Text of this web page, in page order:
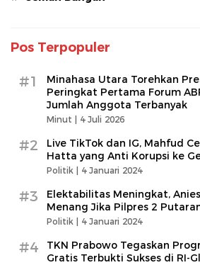
Pos Terpopuler
#1
Minahasa Utara Torehkan
Peringkat Pertama Forum
Jumlah Anggota Terbanyak
Minut | 4 Juli 2026
#2
Live TikTok dan IG, Mahfud
Hatta yang Anti Korupsi ke
Politik | 4 Januari 2024
#3
Elektabilitas Meningkat,
Menang Jika Pilpres 2
Politik | 4 Januari 2024
#4
TKN Prabowo Tegaskan
Gratis Terbukti Sukses di RI-